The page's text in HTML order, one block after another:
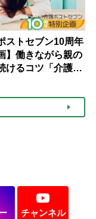
ストセブン10周年
】働きながら親の
けるコツ「介護は
続くことも…3つ
【社会福祉士解
チャンネル